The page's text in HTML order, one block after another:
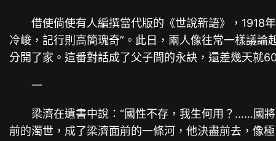
借使倘使有人編撰當代版的《世說新語》，1918
冷峻，記行則高簡瑰奇”。此日，兩人像往常一樣議論
分開了家。這番對話成了父子間的永訣，還差幾天就
一
梁濟在遺書中說：“國性不存，我生何用？……國
前的濁世，成了梁濟面前的一條河，他決盡前去，像